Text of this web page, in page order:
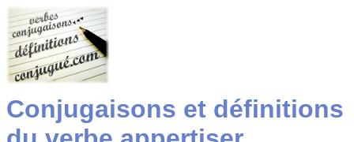
Conjugaisons et définitions